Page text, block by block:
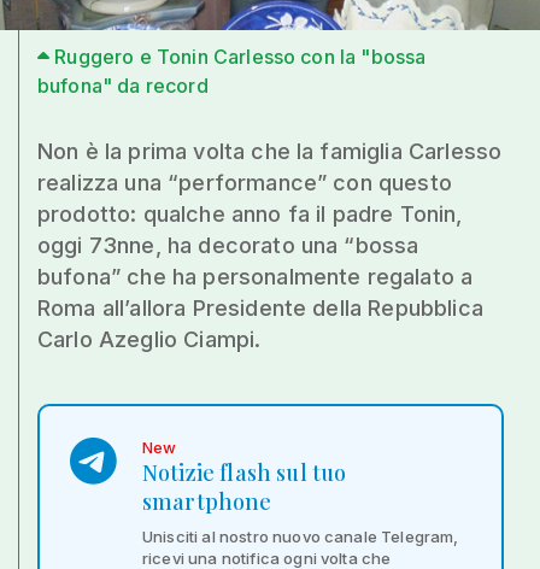
Ruggero e Tonin Carlesso con la "bossa
bufona" da record
Non è la prima volta che la famiglia Carlesso
realizza una “performance” con questo
prodotto: qualche anno fa il padre Tonin,
oggi 73nne, ha decorato una “bossa
bufona” che ha personalmente regalato a
Roma all’allora Presidente della Repubblica
Carlo Azeglio Ciampi.
New
Notizie flash sul tuo
smartphone
Unisciti al nostro nuovo canale Telegram,
ricevi una notifica ogni volta che